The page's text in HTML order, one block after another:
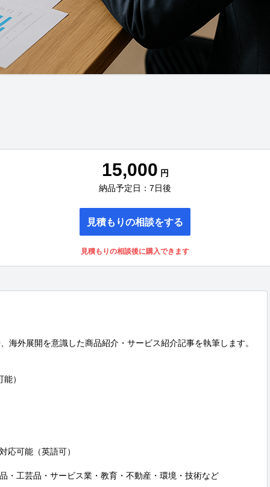
15,000 円
納品予定日：7日後
見積もりの相談をする
見積もりの相談後に購入できます
海外展開を意識した商品紹介・サービス紹介記事を執筆します。
）
応可能（英語可）
・工芸品・サービス業・教育・不動産・環境・技術など